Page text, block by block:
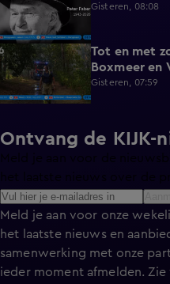
Gisteren, 08:08
0:36
Tot en met
Boxmeer en
Gisteren, 07:59
Ontvang de KIJK-
Meld je aan voor onze
het laatste nieuws en
samenwerking met onze
ieder moment afmelden.